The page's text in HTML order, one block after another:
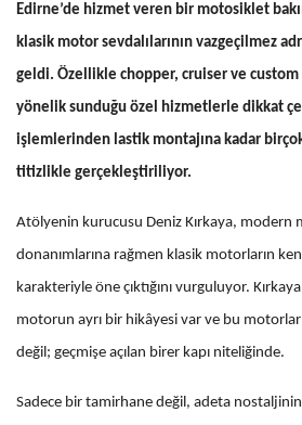
Edirne’de hizmet veren bir motosiklet
klasik motor sevdalılarının vazgeçilmez
geldi. Özellikle chopper, cruiser ve
yönelik sunduğu özel hizmetlerle dikkat
işlemlerinden lastik montajına kadar
titizlikle gerçekleştiriliyor.
Atölyenin kurucusu Deniz Kırkaya,
donanımlarına rağmen klasik motorların
karakteriyle öne çıktığını vurguluyor.
motorun ayrı bir hikâyesi var ve bu motorlar
değil; geçmişe açılan birer kapı niteliğinde.
Sadece bir tamirhane değil, adeta nostaljinin